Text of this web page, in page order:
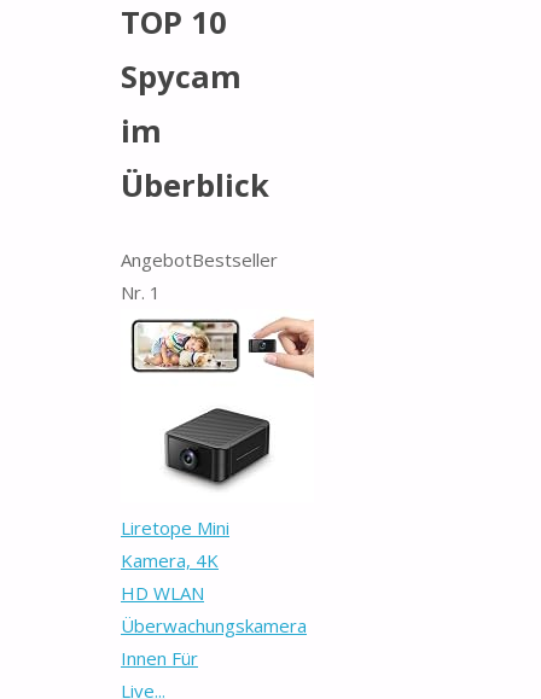
TOP 10
Spycam
im
Überblick
AngebotBestseller
Nr. 1
Liretope Mini
Kamera, 4K
HD WLAN
Überwachungskamera
Innen Für
Live...